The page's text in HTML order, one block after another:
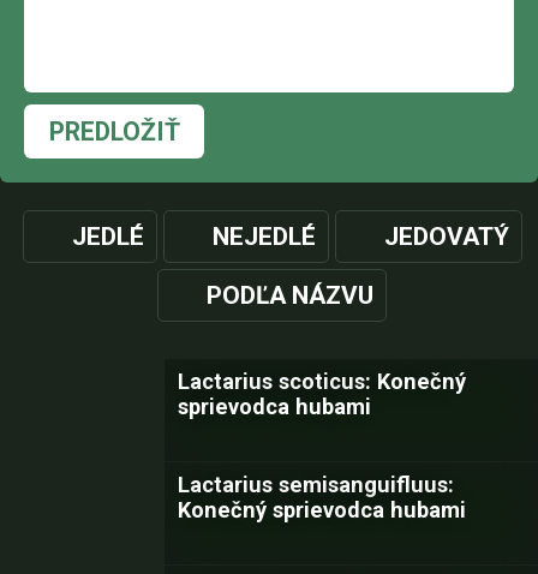
PREDLOŽIŤ
JEDLÉ NEJEDLÉ JEDOVATÝ
PODĽA NÁZVU
Lactarius scoticus: Konečný
sprievodca hubami
Lactarius semisanguifluus:
Konečný sprievodca hubami